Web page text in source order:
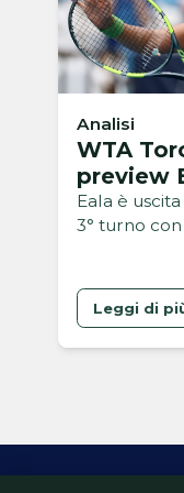
Analisi
WTA
preview
Eala è
3° turno
Leggi di